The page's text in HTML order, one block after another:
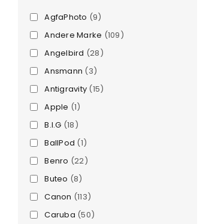
AgfaPhoto (9)
Andere Marke (109)
Angelbird (28)
Ansmann (3)
Antigravity (15)
Apple (1)
B.I.G (18)
BallPod (1)
Benro (22)
Buteo (8)
Canon (113)
Caruba (50)